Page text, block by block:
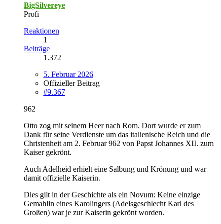
BigSilvereye
Profi
Reaktionen
1
Beiträge
1.372
5. Februar 2026
Offizieller Beitrag
#9.367
962
Otto zog mit seinem Heer nach Rom. Dort wurde er zum
Dank für seine Verdienste um das italienische Reich und die
Christenheit am 2. Februar 962 von Papst Johannes XII. zum
Kaiser gekrönt.
Auch Adelheid erhielt eine Salbung und Krönung und war
damit offizielle Kaiserin.
Dies gilt in der Geschichte als ein Novum: Keine einzige
Gemahlin eines Karolingers (Adelsgeschlecht Karl des
Großen) war je zur Kaiserin gekrönt worden.